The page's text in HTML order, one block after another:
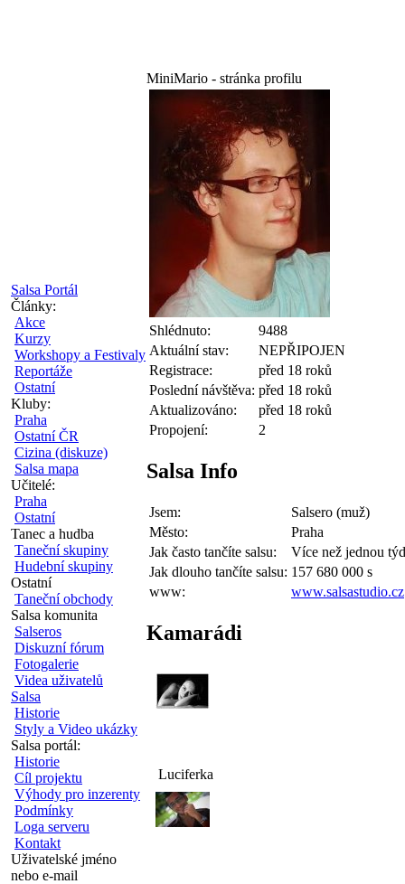
Salsa Portál
Články:
Akce
Kurzy
Workshopy a Festivaly
Reportáže
Ostatní
Kluby:
Praha
Ostatní ČR
Cizina (diskuze)
Salsa mapa
Učitelé:
Praha
Ostatní
Tanec a hudba
Taneční skupiny
Hudební skupiny
Ostatní
Taneční obchody
Salsa komunita
Salseros
Diskuzní fórum
Fotogalerie
Videa uživatelů
Salsa
Historie
Styly a Video ukázky
Salsa portál:
Historie
Cíl projektu
Výhody pro inzerenty
Podmínky
Loga serveru
Kontakt
Uživatelské jméno
nebo e-mail
MiniMario - stránka profilu
Shlédnuto:
9488
Aktuální stav:
NEPŘIPOJEN
Registrace:
před 18 roků
Poslední návštěva: před 18 roků
Aktualizováno:
před 18 roků
Propojení:
2
Salsa Info
Jsem:
Salsero (muž)
Město:
Praha
Jak často tančíte salsu:
Více než jednou
Jak dlouho tančíte salsu: 157 680 000 s
www:
www.salsastudio.cz
Kamarádi
Luciferka